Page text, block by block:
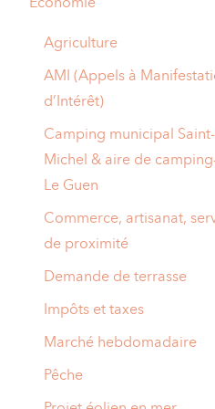
Agriculture
AMI (Appels à
d’Intérêt)
Camping municipal Saint-
Michel & aire de
Le Guen
Commerce, artisanat,
de proximité
Demande de terrasse
Impôts et taxes
Marché hebdomadaire
Pêche